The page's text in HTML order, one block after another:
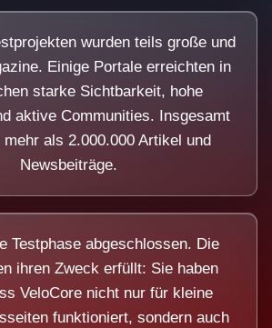
wurden teils große und
Einige Portale erreichten in
starke Sichtbarkeit, hohe
aktive Communities. Insgesamt
als 2.000.000 Artikel und
Newsbeiträge.
Testphase abgeschlossen. Die
ihren Zweck erfüllt: Sie haben
VeloCore nicht nur für kleine
funktioniert, sondern auch